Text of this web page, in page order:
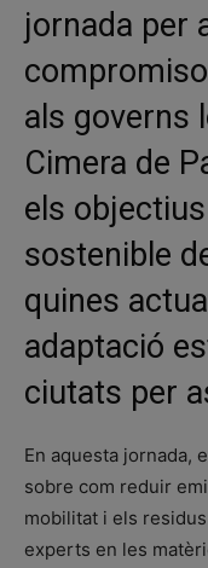
jornada per
als governs
Cimera de
els
sostenible
quines
adaptació
ciutats per
En aquesta jornada,
sobre com reduir
mobilitat i els
experts en les